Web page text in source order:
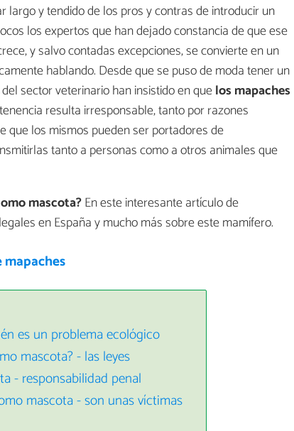
y tendido de los pros y contras de introducir un
los expertos que han dejado constancia de que ese
y salvo contadas excepciones, se convierte en un
hablando. Desde que se puso de moda tener un
sector veterinario han insistido en quelos mapaches
resulta irresponsable, tanto por razones
que los mismos pueden ser portadores de
tanto a personas como a otros animales que
mascota?En este interesante artículo de
en España y mucho más sobre este mamífero.
mapaches
es un problema ecológico
mascota? - las leyes
- responsabilidad penal
mascota - son unas víctimas